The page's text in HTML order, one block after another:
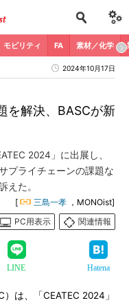
モビリティ FA 素材／化学
2024年10月17日
を解決、BASCが新
2024」に出展し、
プライチェーンの課題な
えた。
[ 三島一孝 ，MONOist]
PC用表示
関連情報
LINE Hatena
は、「CEATEC 2024」